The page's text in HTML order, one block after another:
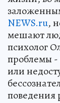
NEWS.ru,
мешают
психолог
проблемы -
или
поведения